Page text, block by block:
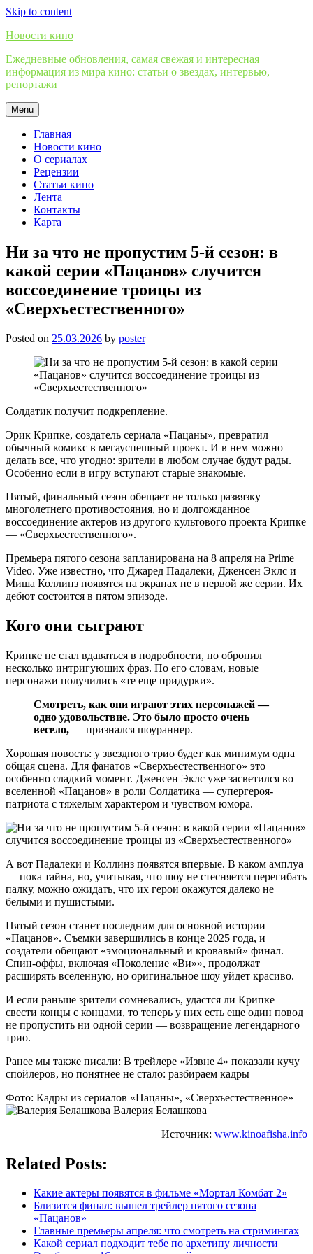
Skip to content
Новости кино
Ежедневные обновления, самая свежая и интересная
информация из мира кино: статьи о звездах, интервью,
репортажи
Menu
Главная
Новости кино
О сериалах
Рецензии
Статьи кино
Лента
Контакты
Карта
Ни за что не пропустим 5-й сезон: в
какой серии «Пацанов» случится
воссоединение троицы из
«Сверхъестественного»
Posted on 25.03.2026 by poster
Солдатик получит подкрепление.
Эрик Крипке, создатель сериала «Пацаны», превратил
обычный комикс в мегауспешный проект. И в нем можно
делать все, что угодно: зрители в любом случае будут рады.
Особенно если в игру вступают старые знакомые.
Пятый, финальный сезон обещает не только развязку
многолетнего противостояния, но и долгожданное
воссоединение актеров из другого культового проекта Крипке
— «Сверхъестественного».
Премьера пятого сезона запланирована на 8 апреля на Prime
Video. Уже известно, что Джаред Падалеки, Дженсен Эклс и
Миша Коллинз появятся на экранах не в первой же серии. Их
дебют состоится в пятом эпизоде.
Кого они сыграют
Крипке не стал вдаваться в подробности, но обронил
несколько интригующих фраз. По его словам, новые
персонажи получились «те еще придурки».
Смотреть, как они играют этих персонажей —
одно удовольствие. Это было просто очень
весело, — признался шоураннер.
Хорошая новость: у звездного трио будет как минимум одна
общая сцена. Для фанатов «Сверхъестественного» это
особенно сладкий момент. Дженсен Эклс уже засветился во
вселенной «Пацанов» в роли Солдатика — супергероя-
патриота с тяжелым характером и чувством юмора.
А вот Падалеки и Коллинз появятся впервые. В каком амплуа
— пока тайна, но, учитывая, что шоу не стесняется перегибать
палку, можно ожидать, что их герои окажутся далеко не
белыми и пушистыми.
Пятый сезон станет последним для основной истории
«Пацанов». Съемки завершились в конце 2025 года, и
создатели обещают «эмоциональный и кровавый» финал.
Спин-оффы, включая «Поколение «Ви»», продолжат
расширять вселенную, но оригинальное шоу уйдет красиво.
И если раньше зрители сомневались, удастся ли Крипке
свести концы с концами, то теперь у них есть еще один повод
не пропустить ни одной серии — возвращение легендарного
трио.
Ранее мы также писали: В трейлере «Извне 4» показали кучу
спойлеров, но понятнее не стало: разбираем кадры
Фото: Кадры из сериалов «Пацаны», «Сверхъестественное»
Валерия Белашкова
Источник: www.kinoafisha.info
Related Posts:
Какие актеры появятся в фильме «Мортал Комбат 2»
Близится финал: вышел трейлер пятого сезона
«Пацанов»
Главные премьеры апреля: что смотреть на стримингах
Какой сериал подходит тебе по архетипу личности